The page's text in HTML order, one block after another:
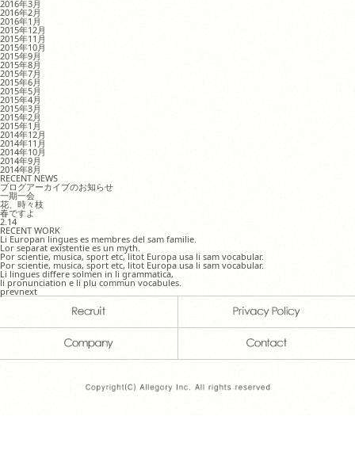
2016年3月
2016年2月
2016年1月
2015年12月
2015年11月
2015年10月
2015年9月
2015年8月
2015年7月
2015年6月
2015年5月
2015年4月
2015年3月
2015年2月
2015年1月
2014年12月
2014年11月
2014年10月
2014年9月
2014年8月
RECENT NEWS
ブログアーカイブのお知らせ
一期一会
花、時々枝
春ですよ
2.14
RECENT WORK
Li Europan lingues es membres del sam familie.
Lor separat existentie es un myth.
Por scientie, musica, sport etc, litot Europa usa li sam vocabular.
Por scientie, musica, sport etc, litot Europa usa li sam vocabular.
Li lingues differe solmen in li grammatica,
li pronunciation e li plu commun vocabules.
prevnext